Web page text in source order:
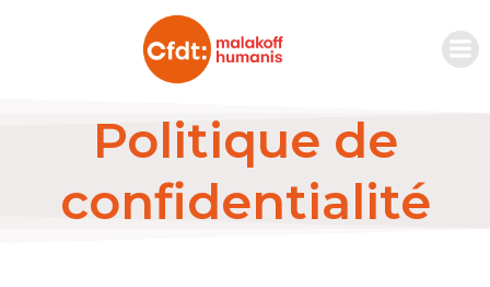
Politique de
confidentialité